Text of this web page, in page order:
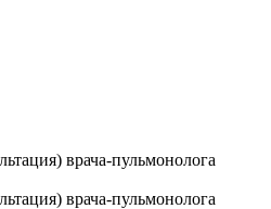
врача-пульмонолога
врача-пульмонолога